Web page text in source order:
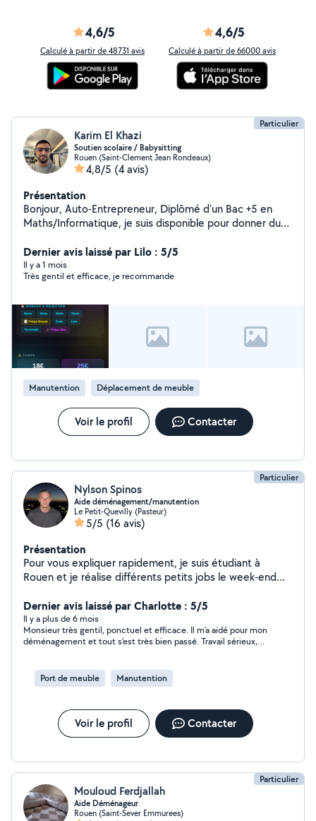
4,6/5
Calculé à partir de 48731 avis
4,6/5
Calculé à partir de 66000 avis
Particulier
Karim El Khazi
Soutien scolaire / Babysitting
Rouen (Saint-Clement Jean Rondeaux)
4,8/5 (4 avis)
Présentation
Bonjour, Auto-Entrepreneur, Diplômé d'un Bac +5 en
Maths/Informatique, je suis disponible pour donner du
préparer leur examen. Ma femme également disponible
pour faire du babysitting à notre domicile
Dernier avis laissé par Lilo : 5/5
Il y a 1 mois
Très gentil et efficace, je recommande
Manutention Déplacement de meuble
Voir le profil Contacter
Particulier
Nylson Spinos
Aide déménagement/manutention
Le Petit-Quevilly (Pasteur)
5/5 (16 avis)
Présentation
Pour vous expliquer rapidement, je suis étudiant à
Rouen et je réalise différents petits jobs le week-end
travailler pour vous aider
Dernier avis laissé par Charlotte : 5/5
Il y a plus de 6 mois
Monsieur très gentil, ponctuel et efficace. Il m’a aidé pour mon
déménagement et tout s’est très bien passé. Travail sérieux,
Port de meuble Manutention
Voir le profil Contacter
Particulier
Mouloud Ferdjallah
Aide Déménageur
Rouen (Saint-Sever Emmurees)